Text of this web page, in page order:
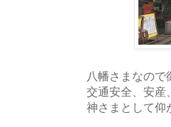
八幡さまなの
交通安全、安産
神さまとして仰